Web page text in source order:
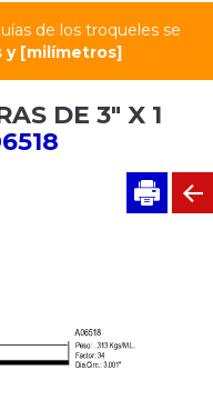
de los troqueles se
y [milímetros]
DE 3" X 1